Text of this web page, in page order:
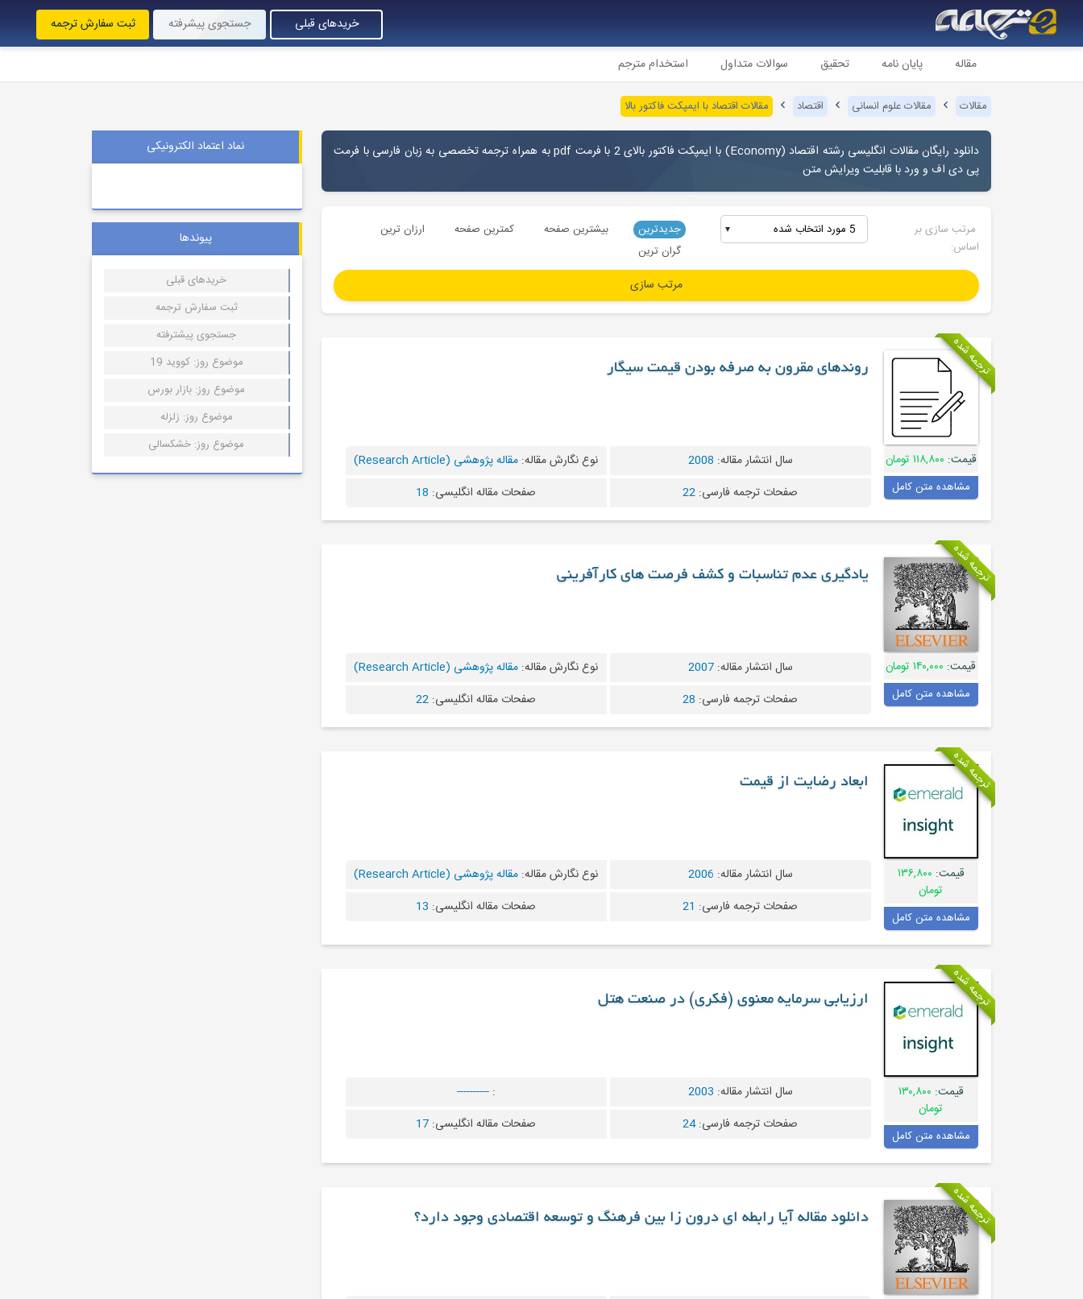
خریدهای قبلی جستجوی پیشرفته ثبت سفارش ترجمه
مقاله پایان نامه تحقیق سوالات متداول استخدام مترجم
مقالات مقالات علوم انسانی اقتصاد مقالات اقتصاد با ایمپکت فاکتور بالا
دانلود رایگان مقالات انگلیسی رشته اقتصاد (Economy) با ایمپکت فاکتور بالای 2 با فرمت pdf به همراه ترجمه تخصصی به زبان فارسی با فرمت
پی دی اف و ورد با قابلیت ویرایش متن
مرتب سازی بر
اساس:
5 مورد انتخاب شده جدیدترین بیشترین صفحه کمترین صفحه
ارزان ترین
گران ترین
ترجمه شده
قیمت: ۱۱۸,۸۰۰ تومان
مشاهده متن کامل
روندهای مقرون به صرفه بودن قیمت سیگار
سال انتشار مقاله: 2008 نوع نگارش مقاله: مقاله پژوهشی (Research Article)
صفحات ترجمه فارسی: 22 صفحات مقاله انگلیسی: 18
ترجمه شده
قیمت: ۱۴۰,۰۰۰ تومان
مشاهده متن کامل
یادگیری عدم تناسبات و کشف فرصت های کارآفرینی
سال انتشار مقاله:2007 نوع نگارش مقاله: مقاله پژوهشی (Research Article)
صفحات ترجمه فارسی: 28 صفحات مقاله انگلیسی: 22
ترجمه شده
قیمت: ۱۳۶,۸۰۰
تومان
مشاهده متن کامل
ابعاد رضایت از قیمت
سال انتشار مقاله: 2006 نوع نگارش مقاله: مقاله پژوهشی (Research Article)
صفحات ترجمه فارسی: 21 صفحات مقاله انگلیسی: 13
ترجمه شده
قیمت: ۱۳۰,۸۰۰
تومان
مشاهده متن کامل
ارزیابی سرمایه معنوی (فکری) در صنعت هتل
سال انتشار مقاله: 2003
:
----------
صفحات ترجمه فارسی:24 صفحات مقاله انگلیسی: 17
ترجمه شده دانلود مقاله آیا رابطه ای درون زا بین فرهنگ و توسعه اقتصادی وجود دارد؟
نماد اعتماد الکترونیکی
پیوندها
خریدهای قبلی
ثبت سفارش ترجمه
جستجوی پیشترفته
موضوع روز: کووید 19
موضوع روز: بازار بورس
موضوع روز: زلزله
موضوع روز: خشکسالی